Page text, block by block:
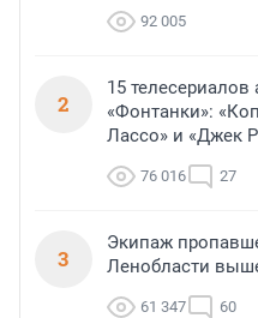
92 005
2
15
«Фонтанки»:
Лассо» и «Джек
76 016 27
3
Экипаж
Ленобласти
61 347 60